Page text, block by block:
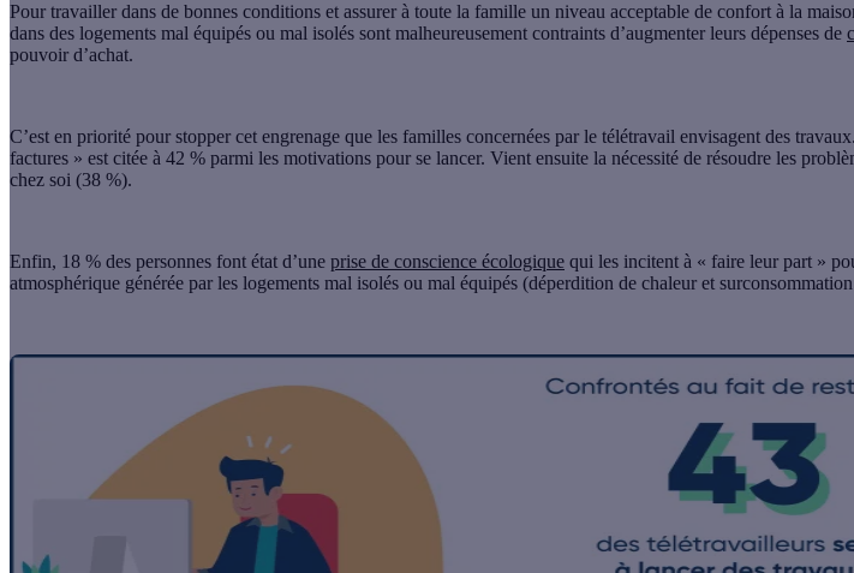
Pour travailler dans de bonnes conditions et assurer à toute la famille un niveau acceptable de confort à la
dans des logements mal équipés ou mal isolés sont malheureusement contraints d’augmenter leurs dépenses de
pouvoir d’achat.
C’est en priorité pour stopper cet engrenage que les familles concernées par le télétravail envisagent des
factures » est citée à 42 % parmi les motivations pour se lancer. Vient ensuite la nécessité de résoudre les
chez soi (38 %).
Enfin, 18 % des personnes font état d’une prise de conscience écologique qui les incitent à « faire leur part »
atmosphérique générée par les logements mal isolés ou mal équipés (déperdition de chaleur et